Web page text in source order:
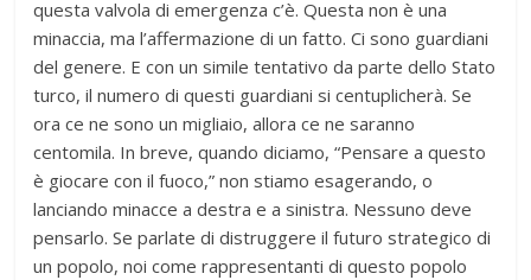
questa valvola di emergenza c’è. Questa non è una
minaccia, ma l’affermazione di un fatto. Ci sono guardiani
del genere. E con un simile tentativo da parte dello Stato
turco, il numero di questi guardiani si centuplicherà. Se
ora ce ne sono un migliaio, allora ce ne saranno
centomila. In breve, quando diciamo, “Pensare a questo
è giocare con il fuoco,” non stiamo esagerando, o
lanciando minacce a destra e a sinistra. Nessuno deve
pensarlo. Se parlate di distruggere il futuro strategico di
un popolo, noi come rappresentanti di questo popolo